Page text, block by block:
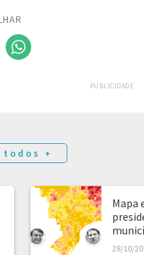
PUBLICIDADE
todos +
Mapa
28/10/